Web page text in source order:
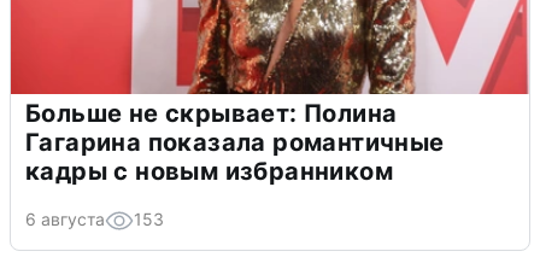
Больше не скрывает: Полина
Гагарина показала романтичные
кадры с новым избранником
6 августа 153